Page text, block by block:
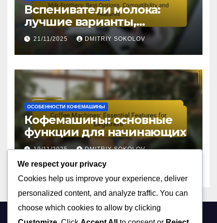
Вспениватели молока:
лучшие варианты,
совместимость и функции
21/11/2025 DMITRIY SOKOLOV
ОСОБЕННОСТИ КОФЕМАШИНЫ
Кофемашины: основные
функции для начинающих
19/11/2025 DMITRIY SOKOLOV
We respect your privacy
Cookies help us improve your experience, deliver
personalized content, and analyze traffic. You can
choose which cookies to allow by clicking